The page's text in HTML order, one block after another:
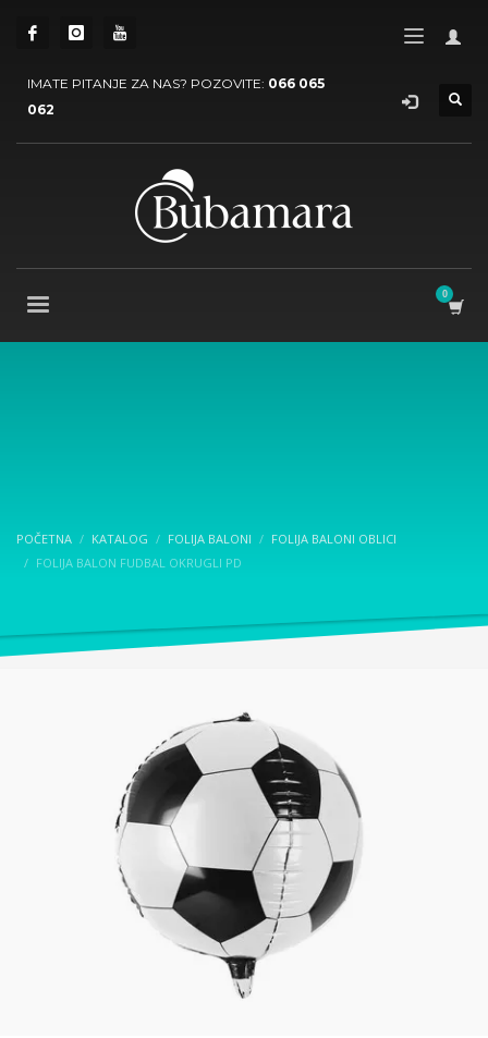
IMATE PITANJE ZA NAS? POZOVITE: 066 065
062
POČETNA KATALOG FOLIJA BALONI
FOLIJA BALONI OBLICI
FOLIJA BALON FUDBAL OKRUGLI PD